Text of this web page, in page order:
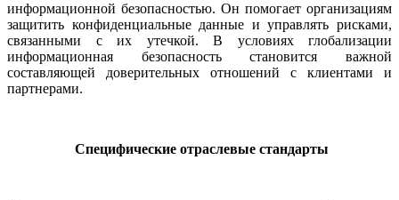
информационной безопасностью. Он помогает организациям
защитить конфиденциальные данные и управлять рисками,
связанными с их утечкой. В условиях глобализации
информационная безопасность становится важной
составляющей доверительных отношений с клиентами и
партнерами.
Специфические отраслевые стандарты